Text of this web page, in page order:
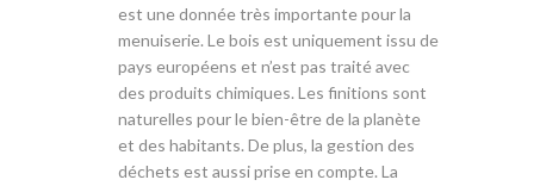
est une donnée très importante pour la
menuiserie. Le bois est uniquement issu de
pays européens et n’est pas traité avec
des produits chimiques. Les finitions sont
naturelles pour le bien-être de la planète
et des habitants. De plus, la gestion des
déchets est aussi prise en compte. La